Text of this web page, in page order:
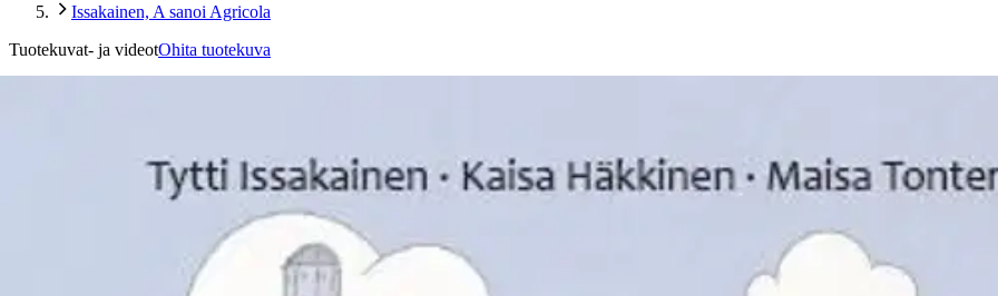
Issakainen, A sanoi Agricola
Tuotekuvat- ja videotOhita tuotekuva
Avaa kuva suurempana